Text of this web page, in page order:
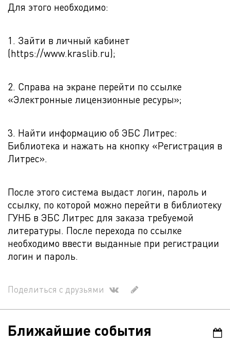
Для этого необходимо:
1. Зайти в личный кабинет
(https://www.kraslib.ru);
2. Справа на экране перейти по ссылке
«Электронные лицензионные ресуры»;
3. Найти информацию об ЭБС Литрес:
Библиотека и нажать на кнопку «Регистрация в
Литрес».
После этого система выдаст логин, пароль и
ссылку, по которой можно перейти в библиотеку
ГУНБ в ЭБС Литрес для заказа требуемой
литературы. После перехода по ссылке
необходимо ввести выданные при регистрации
логин и пароль.
Поделиться с друзьями
Ближайшие события